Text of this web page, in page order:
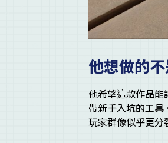
他想做的
他希望這款作品
帶新手入坑的工
玩家群像似乎更分